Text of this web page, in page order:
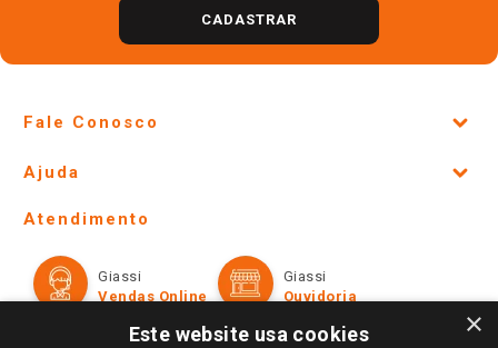
CADASTRAR
Fale Conosco
Lojas Físicas e Horários
Ofertas
Televendas
Ajuda
Formas de Pagamento
Políticas de entrega
Trocas e Devoluções
Atendimento
Giassi
Vendas Online
Giassi
Ouvidoria
×
Este website usa cookies